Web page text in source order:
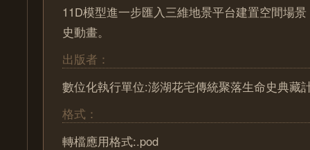
11D模型進一步匯入三維地景平台建置空間場
史動畫。
出版者：
數位化執行單位:澎湖花宅傳統聚落生命史典藏
格式：
轉檔應用格式:.pod